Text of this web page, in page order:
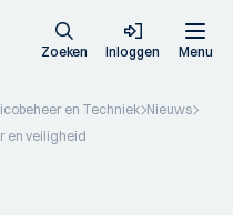
Zoeken Inloggen Menu
en Techniek Nieuws
en veiligheid